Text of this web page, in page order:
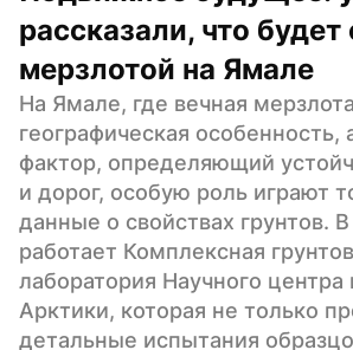
рассказали, что будет
мерзлотой на Ямале
На Ямале, где вечная
географическая особенность,
фактор, определяющий
и дорог, особую роль играют
данные о свойствах грунтов.
работает Комплексная
лаборатория Научного центра
Арктики, которая не только
детальные испытания